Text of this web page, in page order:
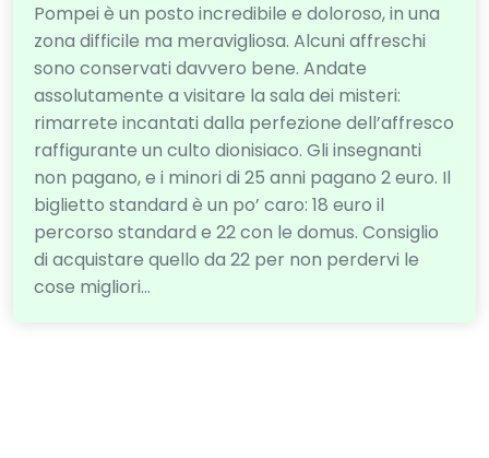
Pompei è un posto incredibile e doloroso, in una
zona difficile ma meravigliosa. Alcuni affreschi
sono conservati davvero bene. Andate
assolutamente a visitare la sala dei misteri:
rimarrete incantati dalla perfezione dell’affresco
raffigurante un culto dionisiaco. Gli insegnanti
non pagano, e i minori di 25 anni pagano 2 euro. Il
biglietto standard è un po’ caro: 18 euro il
percorso standard e 22 con le domus. Consiglio
di acquistare quello da 22 per non perdervi le
cose migliori…